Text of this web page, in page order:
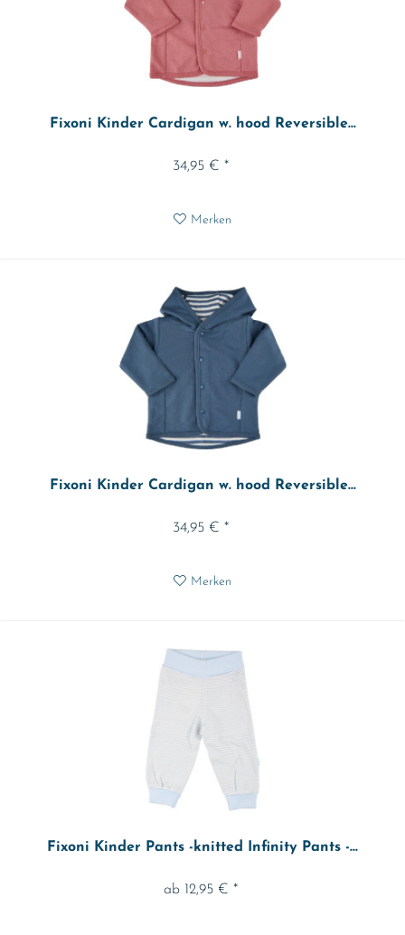
Fixoni Kinder Cardigan w. hood Reversible...
34,95 € *
Merken
Fixoni Kinder Cardigan w. hood Reversible...
34,95 € *
Merken
Fixoni Kinder Pants -knitted Infinity Pants -...
ab 12,95 € *